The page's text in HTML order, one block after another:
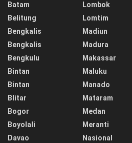
Batam
Belitung
Bengkalis
Bengkalis
Bengkulu
Bintan
Bintan
Blitar
Bogor
Boyolali
Davao
Lombok
Lomtim
Madiun
Madura
Makassar
Maluku
Manado
Mataram
Medan
Meranti
Nasional